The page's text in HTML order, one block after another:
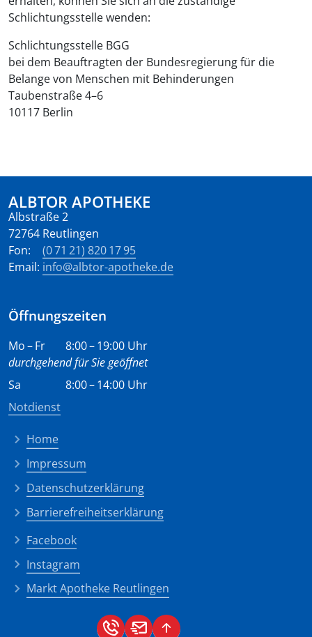
Schlichtungsstelle wenden:
Schlichtungsstelle BGG
bei dem Beauftragten der Bundesregierung für die
Belange von Menschen mit Behinderungen
Taubenstraße 4–6
10117 Berlin
ALBTOR APOTHEKE
Albstraße 2
72764 Reutlingen
Fon:
(0 71 21) 820 17 95
Email: info@albtor-apotheke.de
Öffnungszeiten
Mo – Fr
8:00 – 19:00 Uhr
durchgehend für Sie geöffnet
Sa
8:00 – 14:00 Uhr
Notdienst
Home
Impressum
Datenschutzerklärung
Barrierefreiheitserklärung
Facebook
Instagram
Markt Apotheke Reutlingen